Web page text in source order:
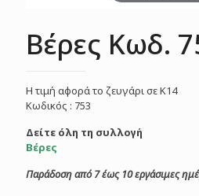
Βέρες Κωδ.
Η τιμή αφορά το ζευγάρι σε Κ14
Κωδικός : 753
Δείτε όλη τη συλλογή
Βέρες
Παράδοση από 7 έως 10 εργάσιμες